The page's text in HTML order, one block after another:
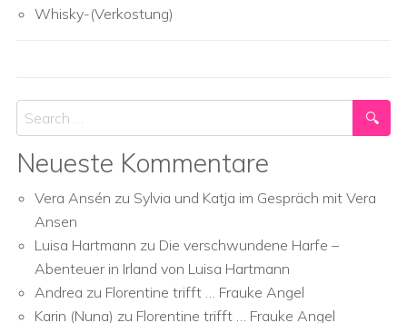
Whisky-(Verkostung)
Search
Neueste Kommentare
Vera Ansén zu Sylvia und Katja im Gespräch mit Vera
Ansen
Luisa Hartmann zu Die verschwundene Harfe –
Abenteuer in Irland von Luisa Hartmann
Andrea zu Florentine trifft … Frauke Angel
Karin (Nuna) zu Florentine trifft … Frauke Angel